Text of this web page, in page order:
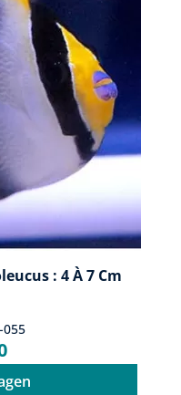
: 4 À 7 Cm
055